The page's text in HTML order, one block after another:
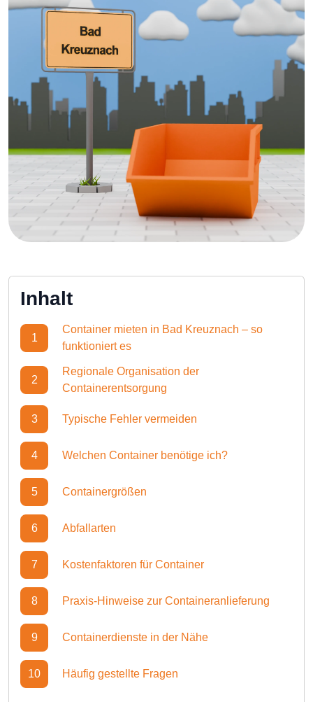
Inhalt
1
Container mieten in Bad Kreuznach – so
funktioniert es
2
Regionale Organisation der
Containerentsorgung
3 Typische Fehler vermeiden
4 Welchen Container benötige ich?
5 Containergrößen
6 Abfallarten
7 Kostenfaktoren für Container
8 Praxis-Hinweise zur Containeranlieferung
9 Containerdienste in der Nähe
10 Häufig gestellte Fragen